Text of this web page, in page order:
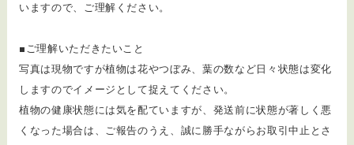
いますので、ご理解ください。
■ご理解いただきたいこと
写真は現物ですが植物は花やつぼみ、葉の数など日々状態は変化
しますのでイメージとして捉えてください。
植物の健康状態には気を配ていますが、発送前に状態が著しく悪
くなった場合は、ご報告のうえ、誠に勝手ながらお取引中止とさ